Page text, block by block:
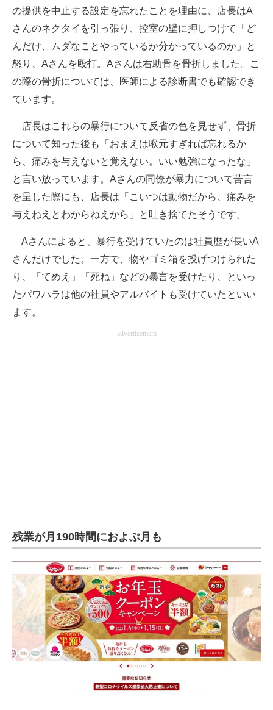
の提供を中止する設定を忘れたことを理由に、店長はA
さんのネクタイを引っ張り、控室の壁に押しつけて「ど
んだけ、ムダなことやっているか分かっているのか」と
怒り、Aさんを殴打。Aさんは右助骨を骨折しました。こ
の際の骨折については、医師による診断書でも確認でき
ています。
店長はこれらの暴行について反省の色を見せず、骨折
について知った後も「おまえは喉元すぎれば忘れるか
ら、痛みを与えないと覚えない。いい勉強になったな」
と言い放っています。Aさんの同僚が暴力について苦言
を呈した際にも、店長は「こいつは動物だから、痛みを
与えねえとわからねえから」と吐き捨てたそうです。
Aさんによると、暴行を受けていたのは社員歴が長いA
さんだけでした。一方で、物やゴミ箱を投げつけられた
り、「てめえ」「死ね」などの暴言を受けたり、といっ
たパワハラは他の社員やアルバイトも受けていたといい
ます。
advertisement
残業が月190時間におよぶ月も